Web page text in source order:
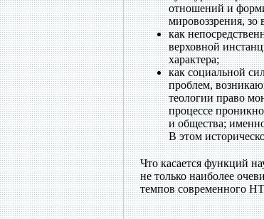
отношений и
мировоззрения, зо
как
верховной
характера;
как социальной
проблем,
теологии право
процессе
и общества;
В этом
Что касается функций
не только наиболее
темпов современного